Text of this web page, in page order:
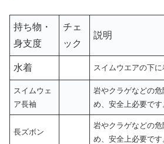
持ち物・
身支度
チェ
ック
説明
水着 スイムウエアの下に
スイムウェ
ア長袖
岩やクラゲなどの
め、安全上必要です
長ズボン
岩やクラゲなどの
め、安全上必要です